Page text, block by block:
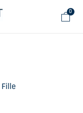
0
Fille